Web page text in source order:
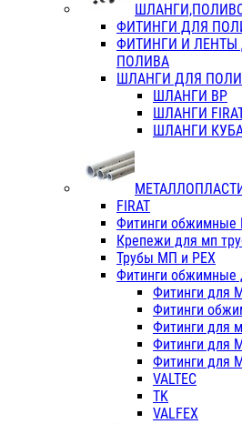
ФИТИНГИ ДЛЯ
ФИТИНГИ И ЛЕНТЫ
ПОЛИВА
ШЛАНГИ ДЛЯ
ШЛАНГИ ВР
ШЛАНГИ
ШЛАНГИ
FIRAT
Фитинги обжимные
Крепежи для мп
Трубы МП и PEX
Фитинги обжимные
Фитинги для
Фитинги
Фитинги для
Фитинги для
Фитинги для
VALTEC
TK
VALFEX